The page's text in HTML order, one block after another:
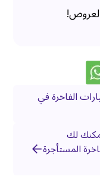
الفاخرة في
لك
المستأجرة